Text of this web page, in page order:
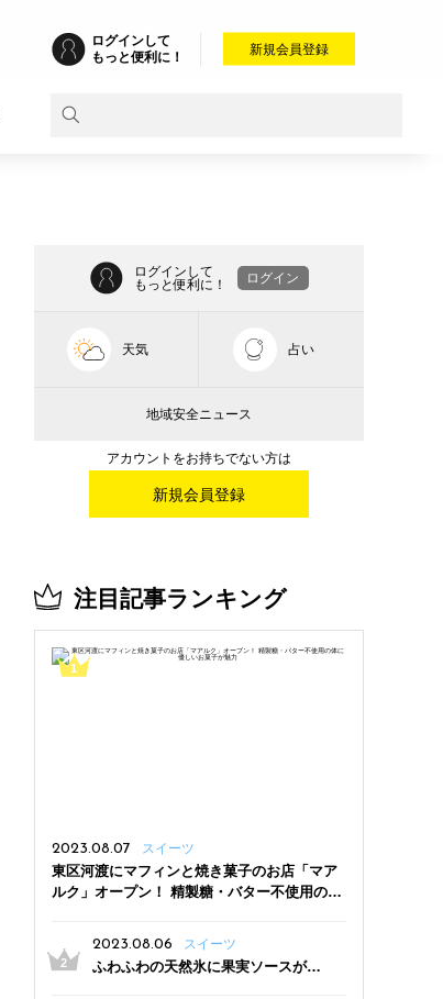
ログインして
もっと便利に！
新規会員登録
ログインして
もっと便利に！
ログイン
天気 占い
地域安全ニュース
アカウントをお持ちでない方は
新規会員登録
注目記事ランキング
2023.08.07 スイーツ
東区河渡にマフィンと焼き菓子のお店「マア
ルク」オープン！ 精製糖・バター不使用の体
2023.08.06
スイーツ
ふわふわの天然氷に果実ソースがた